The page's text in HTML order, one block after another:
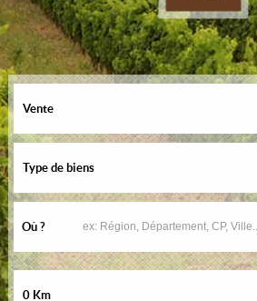
Vente
Type de biens
Où ?
0 Km